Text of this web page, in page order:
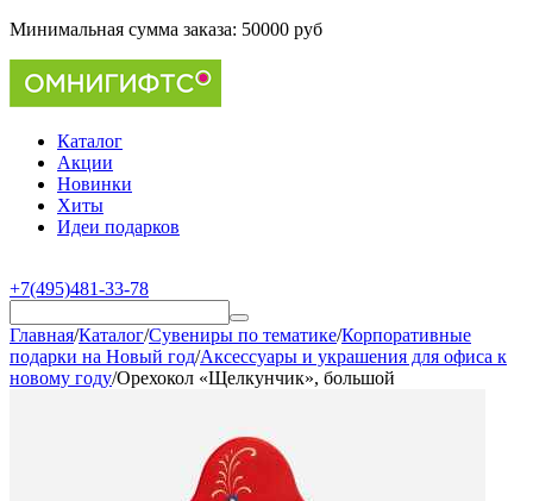
Минимальная сумма заказа: 50000 руб
Каталог
Акции
Новинки
Хиты
Идеи подарков
+7(495)481-33-78
Главная/Каталог/Сувениры по тематике/Корпоративные
подарки на Новый год/Аксессуары и украшения для офиса к
новому году/Орехокол «Щелкунчик», большой